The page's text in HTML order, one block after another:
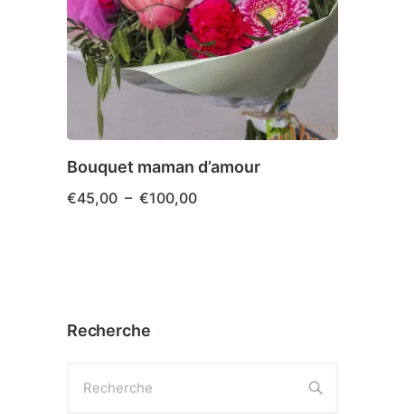
options
peuvent
être
choisies
la
page
du
Bouquet maman d’amour
€45,00 – €100,00Plage
plusieurs
options
Recherche
Recherche